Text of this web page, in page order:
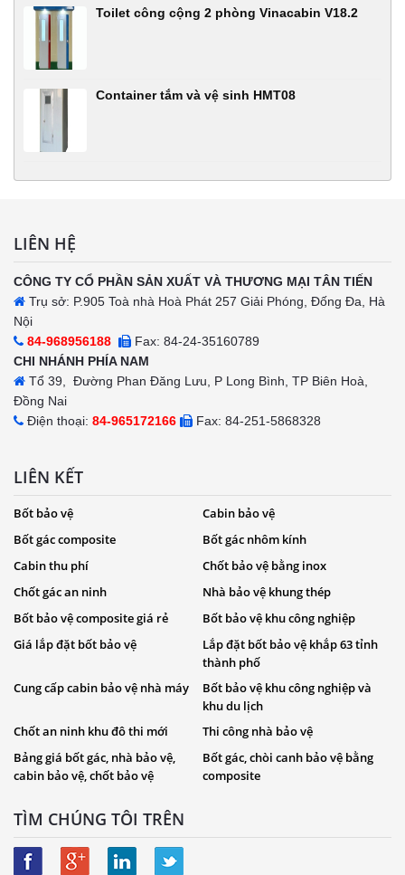
Toilet công cộng 2 phòng Vinacabin V18.2
Container tắm và vệ sinh HMT08
LIÊN HỆ
CÔNG TY CỔ PHẦN SẢN XUẤT VÀ THƯƠNG MẠI TÂN TIẾN
Trụ sở: P.905 Toà nhà Hoà Phát 257 Giải Phóng, Đống Đa, Hà
Nội
84-968956188
Fax: 84-24-35160789
CHI NHÁNH PHÍA NAM
Tổ 39, Đường Phan Đăng Lưu, P Long Bình, TP Biên Hoà,
Đồng Nai
Điện thoại: 84-965172166 Fax: 84-251-5868328
LIÊN KẾT
Bốt bảo vệ
Cabin bảo vệ
Bốt gác composite
Bốt gác nhôm kính
Cabin thu phí
Chốt bảo vệ bằng inox
Chốt gác an ninh
Nhà bảo vệ khung thép
Bốt bảo vệ composite giá rẻ
Bốt bảo vệ khu công nghiệp
Giá lắp đặt bốt bảo vệ
Lắp đặt bốt bảo vệ khắp 63 tỉnh
thành phố
Cung cấp cabin bảo vệ nhà máy Bốt bảo vệ khu công nghiệp và
khu du lịch
Chốt an ninh khu đô thi mới
Thi công nhà bảo vệ
Bảng giá bốt gác, nhà bảo vệ,
cabin bảo vệ, chốt bảo vệ
Bốt gác, chòi canh bảo vệ bằng
composite
TÌM CHÚNG TÔI TRÊN